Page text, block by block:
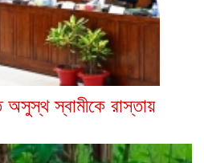
স্বামীকে রাস্তায়